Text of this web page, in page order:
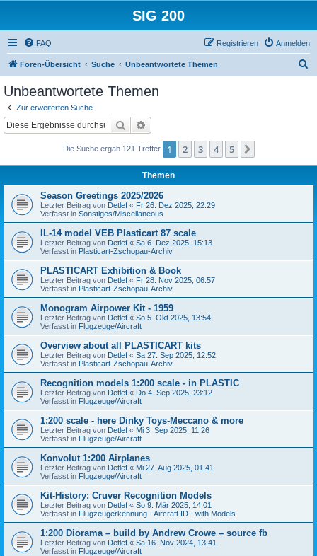
SIG 200
FAQ Anmelden
Registrieren
Foren-Übersicht Suche Unbeantwortete Themen
Unbeantwortete Themen
Zur erweiterten Suche
Suche
Die Suche ergab 121 Treffer 1 2 3 4 5
Themen
Season Greetings 2025/2026
Letzter Beitrag von Detlef « Fr 26. Dez 2025, 22:29
Verfasst in Sonstiges/Miscellaneous
IL-14 model VEB Plasticart 87 scale
Letzter Beitrag von Detlef « Sa 6. Dez 2025, 15:13
Verfasst in Plasticart-Zschopau-Archiv
PLASTICART Exhibition & Book
Letzter Beitrag von Detlef « Fr 28. Nov 2025, 06:57
Verfasst in Plasticart-Zschopau-Archiv
Monogram Airpower Kit - 1959
Letzter Beitrag von Detlef « So 5. Okt 2025, 13:54
Verfasst in Flugzeuge/Aircraft
Overview about all PLASTICART kits
Letzter Beitrag von Detlef « Sa 27. Sep 2025, 12:52
Verfasst in Plasticart-Zschopau-Archiv
Recognition models 1:200 scale - in PLASTIC
Letzter Beitrag von Detlef « Do 4. Sep 2025, 23:12
Verfasst in Flugzeuge/Aircraft
1:200 scale - here Dinky Toys-Meccano & more
Letzter Beitrag von Detlef « Mi 3. Sep 2025, 11:26
Verfasst in Flugzeuge/Aircraft
Konvolut 1:200 Airplanes
Letzter Beitrag von Detlef « Mi 27. Aug 2025, 01:41
Verfasst in Flugzeuge/Aircraft
Kit-History: Cruver Recognition Models
Letzter Beitrag von Detlef « So 9. Mär 2025, 14:01
Verfasst in Flugzeugerkennung - Aircraft ID - with Models
1:200 Diorama – build by Andrew Crowe – source fb
Letzter Beitrag von Detlef « Sa 16. Nov 2024, 13:41
Verfasst in Flugzeuge/Aircraft